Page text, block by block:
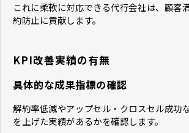
これに柔軟に対応できる代行会社は、顧客
約防止に貢献します。
KPI改善実績の有無
具体的な成果指標の確認
解約率低減やアップセル・クロスセル成功
を上げた実績があるかを確認します。